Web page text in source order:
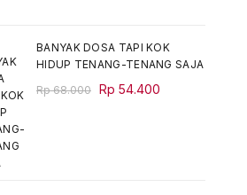
BANYAK DOSA TAPI KOK
HIDUP TENANG-TENANG SAJA
Rp68.000 Original
Rp 54.400